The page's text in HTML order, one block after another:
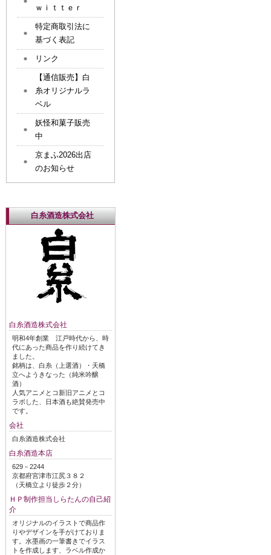
ｗｉｔｔｅｒ
特定商取引法に
基づく表記
リンク
【通信販売】白
糸オリジナルラ
ベル
妖怪和菓子販売
中
京まふ2026出店
のお知らせ
白糸酒造株式会社
白糸酒造株式会社
明和4年創業 江戸時代から、時
代にあった商品を作り続けてき
ました。
銘柄は、白糸（上選酒）・天橋
立へようきなった（純米吟醸
酒）
人気アニメとコ新旧アニメとコ
ラボした、日本酒も絶賛発売中
です。
会社
白糸酒造株式会社
白糸酒造本店
629－2244
京都府宮津市江尻３８２
（天橋立より徒歩２分）
ＨＰ制作担当しらたんの自己紹
介
オリジナルのイラストで商品作
りやデザインを手がけておりま
す。水墨画の一筆書きでイラス
トを作成します、ラベル作成か